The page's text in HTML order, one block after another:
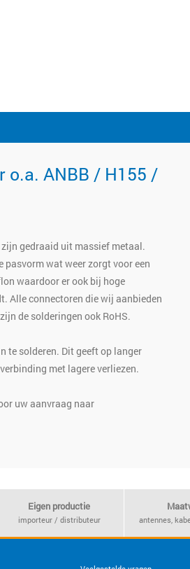
o.a. ANBB / H155 /
gedraaid uit massief metaal.
pasvorm wat weer zorgt voor een
waardoor er ook bij hoge
Alle connectoren die wij aanbieden
de solderingen ook RoHS.
te solderen. Dit geeft op langer
met lagere verliezen.
uw aanvraag naar
Eigen productie
importeur / distributeur antennes,